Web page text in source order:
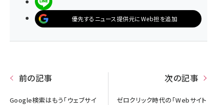
優先するニュース提供元にWeb担を追加
前の記事
Google検索はもう「ウェブサイ
次の記事
ゼロクリック時代の「Webサイト